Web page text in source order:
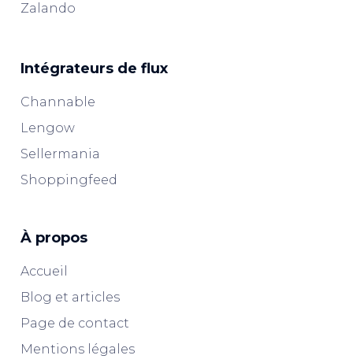
Zalando
Intégrateurs de flux
Channable
Lengow
Sellermania
Shoppingfeed
À propos
Accueil
Blog et articles
Page de contact
Mentions légales